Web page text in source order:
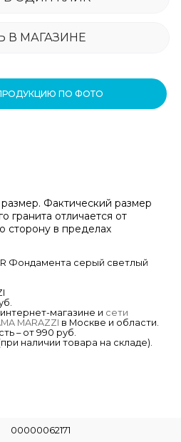
В МАГАЗИНЕ
ПО ФОТО
Фактический размер
гранита отличается от
сторону в пределах
Фондамента серый светлый
магазине и сети
MARAZZI в Москве и области.
– от 990 руб.
наличии товара на складе).
00000062171